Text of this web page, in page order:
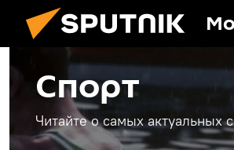
Спорт
Читайте о самых актуальных